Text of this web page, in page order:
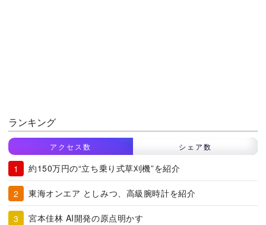
ランキング
アクセス数 シェア数
約150万円の“立ち乗り式草刈機”を紹介
東海オンエア としみつ、高級腕時計を紹介
宮本佳林 AI開発の原点明かす